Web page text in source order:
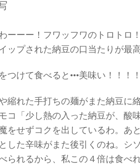
ーーー！フワッフワのトロトロ
ップされた納豆の口当たりが最
つけて食べると•••美味い！！！
縮れた手打ちの麺がまた納豆に
モコ「少し熱の入った納豆が、酸
をせずコクを出しているわ。あ
した辛味がまた後引くのね。シ
られるから、私この４倍は食べ